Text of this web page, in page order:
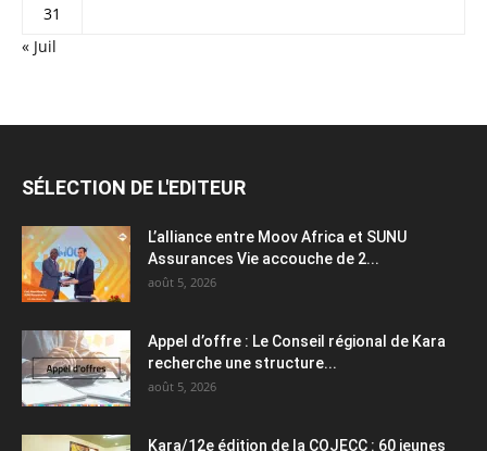
31
« Juil
SÉLECTION DE L'EDITEUR
L’alliance entre Moov Africa et SUNU
Assurances Vie accouche de 2...
août 5, 2026
Appel d’offre : Le Conseil régional de Kara
recherche une structure...
août 5, 2026
Kara/12e édition de la COJECC : 60 jeunes